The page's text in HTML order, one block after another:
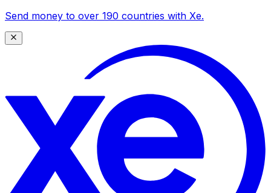
Send money to over 190 countries with Xe.